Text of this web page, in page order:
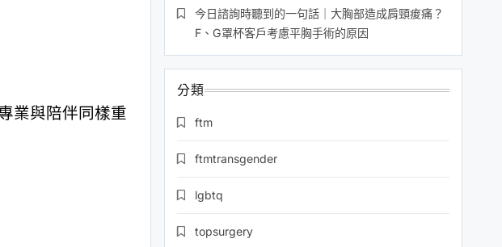
業與陪伴同樣重
今日諮詢時聽到的一句話｜大胸部造成肩頸痠痛？
F、G罩杯客戶考慮平胸手術的原因
分類
ftm
ftmtransgender
lgbtq
topsurgery